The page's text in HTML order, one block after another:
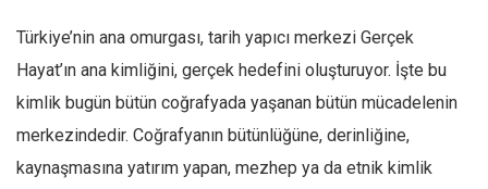
» Yazar arşivi
Bu Sayı
Tüm Sayılar
Türkiye’nin ana omurgası, tarih yapıcı merkezi Gerçek
Hayat’ın ana kimliğini, gerçek hedefini oluşturuyor. İşte bu
kimlik bugün bütün coğrafyada yaşanan bütün mücadelenin
merkezindedir. Coğrafyanın bütünlüğüne, derinliğine,
kaynaşmasına yatırım yapan, mezhep ya da etnik kimlik